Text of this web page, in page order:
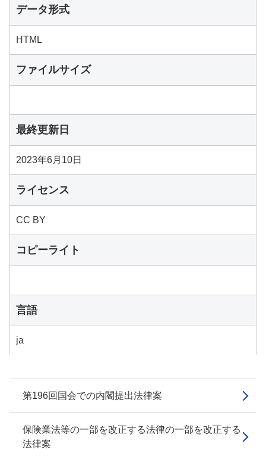
第196回国会での内閣提出法律案
保険業法等の一部を改正する法律の一部を改正する
法律案
データ形式
HTML
ファイルサイズ
最終更新日
2023年6月10日
ライセンス
CC BY
コピーライト
言語
ja